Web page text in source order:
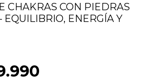
CHAKRAS CON PIEDRAS
EQUILIBRIO, ENERGÍA Y